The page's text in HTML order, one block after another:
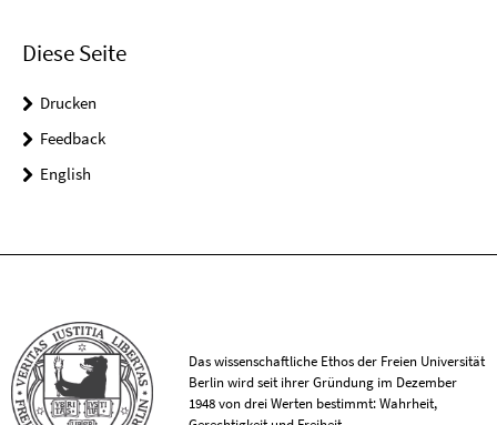
Diese Seite
Drucken
Feedback
English
Das wissenschaftliche Ethos der Freien Universität
Berlin wird seit ihrer Gründung im Dezember
1948 von drei Werten bestimmt: Wahrheit,